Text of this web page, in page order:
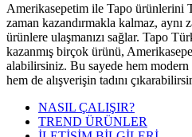
Amerikasepetim ile Tapo ürünlerini
zaman kazandırmakla kalmaz,
ürünlere ulaşmanızı sağlar. Tapo
kazanmış birçok ürünü,
alabilirsiniz. Bu sayede hem
hem de alışverişin tadını
NASIL ÇALIŞIR?
TREND ÜRÜNLER